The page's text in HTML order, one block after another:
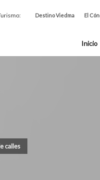
Destino Viedma El
Inicio
calles